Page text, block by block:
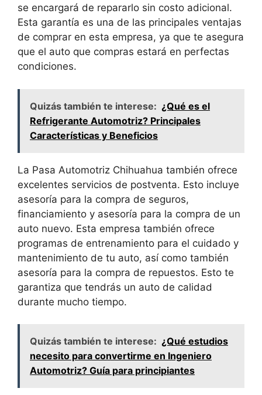
se encargará de repararlo sin costo adicional.
Esta garantía es una de las principales ventajas
de comprar en esta empresa, ya que te asegura
que el auto que compras estará en perfectas
condiciones.
Quizás también te interese: ¿Qué es el
Refrigerante Automotriz? Principales
Características y Beneficios
La Pasa Automotriz Chihuahua también ofrece
excelentes servicios de postventa. Esto incluye
asesoría para la compra de seguros,
financiamiento y asesoría para la compra de un
auto nuevo. Esta empresa también ofrece
programas de entrenamiento para el cuidado y
mantenimiento de tu auto, así como también
asesoría para la compra de repuestos. Esto te
garantiza que tendrás un auto de calidad
durante mucho tiempo.
Quizás también te interese: ¿Qué estudios
necesito para convertirme en Ingeniero
Automotriz? Guía para principiantes